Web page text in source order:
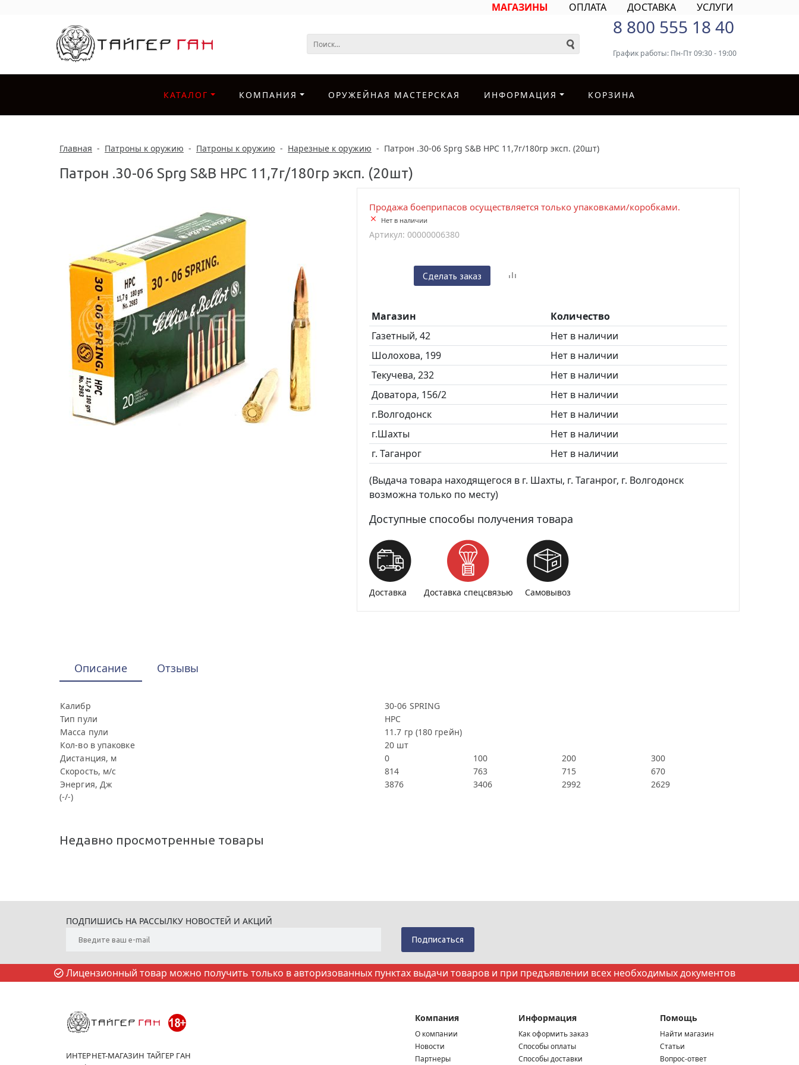
МАГАЗИНЫ ОПЛАТА ДОСТАВКА УСЛУГИ
8 800 555 18 40
График работы: Пн-Пт 09:30 - 19:00
КАТАЛОГ КОМПАНИЯ ОРУЖЕЙНАЯ МАСТЕРСКАЯ ИНФОРМАЦИЯ КОРЗИНА
Главная - Патроны к оружию - Патроны к оружию - Нарезные к оружию - Патрон .30-06 Sprg S&B HPC 11,7г/180гр эксп. (20шт)
Патрон .30-06 Sprg S&B HPC 11,7г/180гр эксп. (20шт)
Продажа боеприпасов осуществляется только упаковками/коробками.
Нет в наличии
Артикул: 00000006380
Сделать заказ
Магазин
Количество
Газетный, 42
Нет в наличии
Шолохова, 199
Нет в наличии
Текучева, 232
Нет в наличии
Доватора, 156/2
Нет в наличии
г.Волгодонск
Нет в наличии
г.Шахты
Нет в наличии
г. Таганрог
Нет в наличии
(Выдача товара находящегося в г. Шахты, г. Таганрог, г. Волгодонск
возможна только по месту)
Доступные способы получения товара
Доставка Доставка спецсвязью Самовывоз
Описание Отзывы
Калибр
30-06 SPRING
Тип пули
HPC
Масса пули
11.7 гр (180 грейн)
Кол-во в упаковке
20 шт
Дистанция, м
0 100 200
300
Скорость, м/с
814 763 715
670
Энергия, Дж
3876 3406 2992
2629
(-/-)
Недавно просмотренные товары
ПОДПИШИСЬ НА РАССЫЛКУ НОВОСТЕЙ И АКЦИЙ
Лицензионный товар можно получить только в авторизованных пунктах выдачи товаров и при предъявлении всех необходимых документов
ИНТЕРНЕТ-МАГАЗИН ТАЙГЕР ГАН
Компания
О компании
Новости
Партнеры
Информация
Как оформить заказ
Способы оплаты
Способы доставки
Помощь
Найти магазин
Статьи
Вопрос-ответ